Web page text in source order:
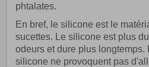
phtalates.
En bref, le silicone est le
sucettes. Le silicone est plus
odeurs et dure plus longtemps.
silicone ne provoquent pas